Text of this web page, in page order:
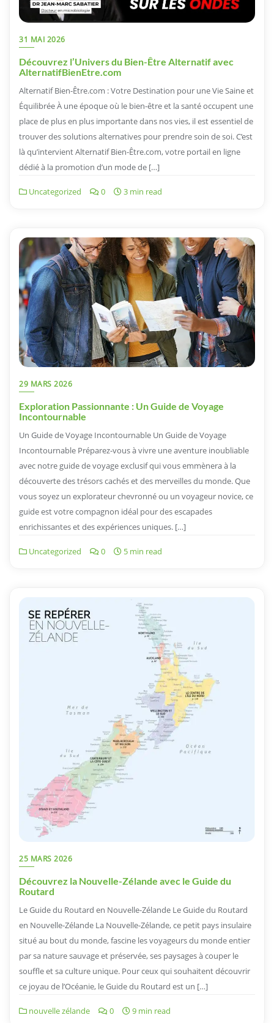
31 MAI 2026
Découvrez l’Univers du Bien-Être Alternatif avec
AlternatifBienEtre.com
Alternatif Bien-Être.com : Votre Destination pour une Vie Saine et
Équilibrée À une époque où le bien-être et la santé occupent une
place de plus en plus importante dans nos vies, il est essentiel de
trouver des solutions alternatives pour prendre soin de soi. C’est
là qu’intervient Alternatif Bien-Être.com, votre portail en ligne
dédié à la promotion d’un mode de […]
Uncategorized 0 3 min read
29 MARS 2026
Exploration Passionnante : Un Guide de Voyage
Incontournable
Un Guide de Voyage Incontournable Un Guide de Voyage
Incontournable Préparez-vous à vivre une aventure inoubliable
avec notre guide de voyage exclusif qui vous emmènera à la
découverte des trésors cachés et des merveilles du monde. Que
vous soyez un explorateur chevronné ou un voyageur novice, ce
guide est votre compagnon idéal pour des escapades
enrichissantes et des expériences uniques. […]
Uncategorized 0 5 min read
25 MARS 2026
Découvrez la Nouvelle-Zélande avec le Guide du
Routard
Le Guide du Routard en Nouvelle-Zélande Le Guide du Routard
en Nouvelle-Zélande La Nouvelle-Zélande, ce petit pays insulaire
situé au bout du monde, fascine les voyageurs du monde entier
par sa nature sauvage et préservée, ses paysages à couper le
souffle et sa culture unique. Pour ceux qui souhaitent découvrir
ce joyau de l’Océanie, le Guide du Routard est un […]
nouvelle zélande 0 9 min read